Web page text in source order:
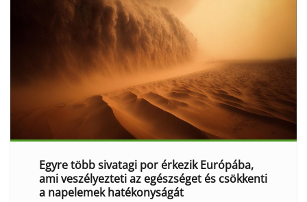
Egyre több sivatagi por érkezik Európába,
ami veszélyezteti az egészséget és csökkenti
a napelemek hatékonyságát